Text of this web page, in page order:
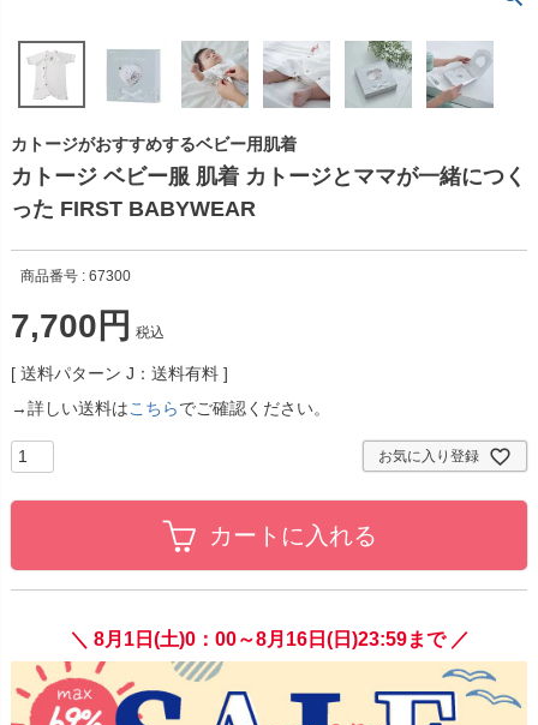
カトージがおすすめするベビー用肌着
カトージ ベビー服 肌着 カトージとママが一緒につく
った FIRST BABYWEAR
商品番号 67300
7,700 税込
送料パターン J：送料有料
→詳しい送料はこちらでご確認ください。
お気に入り登録
カートに入れる
＼ 8月1日(土)0：00～8月16日(日)23:59まで ／